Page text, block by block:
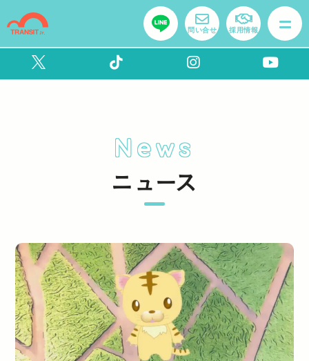
問い合せ 採用情報
News
ニュース